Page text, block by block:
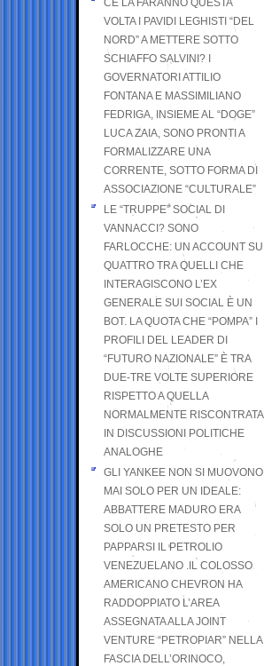
CE LA FARANNO QUESTA
VOLTA I PAVIDI LEGHISTI “DEL
NORD” A METTERE SOTTO
SCHIAFFO SALVINI? I
GOVERNATORI ATTILIO
FONTANA E MASSIMILIANO
FEDRIGA, INSIEME AL “DOGE”
LUCA ZAIA, SONO PRONTI A
FORMALIZZARE UNA
CORRENTE, SOTTO FORMA DI
ASSOCIAZIONE “CULTURALE”
LE “TRUPPE” SOCIAL DI
VANNACCI? SONO
FARLOCCHE: UN ACCOUNT SU
QUATTRO TRA QUELLI CHE
INTERAGISCONO L’EX
GENERALE SUI SOCIAL È UN
BOT. LA QUOTA CHE “POMPA” I
PROFILI DEL LEADER DI
“FUTURO NAZIONALE” È TRA
DUE-TRE VOLTE SUPERIORE
RISPETTO A QUELLA
NORMALMENTE RISCONTRATA
IN DISCUSSIONI POLITICHE
ANALOGHE
GLI YANKEE NON SI MUOVONO
MAI SOLO PER UN IDEALE:
ABBATTERE MADURO ERA
SOLO UN PRETESTO PER
PAPPARSI IL PETROLIO
VENEZUELANO .IL COLOSSO
AMERICANO CHEVRON HA
RADDOPPIATO L’AREA
ASSEGNATA ALLA JOINT
VENTURE “PETROPIAR” NELLA
FASCIA DELL’ORINOCO,